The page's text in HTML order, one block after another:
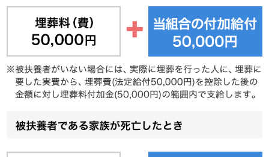
被保険者が死亡したときには、「本人によって
扶養されていた遺族」に「埋葬料」5万円が支
給されます。また、被扶養者である家族が死亡
円が支給されます。
当組合の付加給付「埋葬料付加金」
「家族埋葬料付加
金」
を上積みしています。